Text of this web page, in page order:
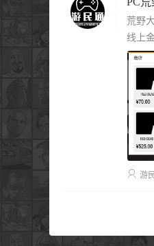
荒野
线上
游